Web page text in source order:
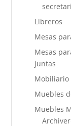
Libreros
Mesas
Mesas
juntas
Mobiliario
Muebles
Muebles